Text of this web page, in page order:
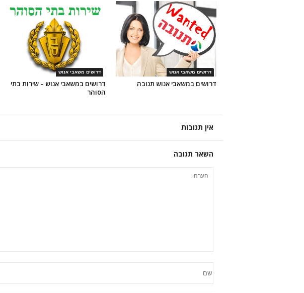
דרושים משאבי אנוש
דרושים במשאבי אנוש – שירות בתי
הסוהר
דרושים משאבי אנוש
דרושים במשאבי אנוש תנובה
אין תגובות
השאר תגובה